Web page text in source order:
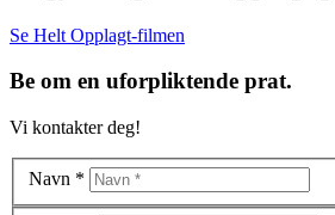
Se Helt Opplagt-filmen
Be om en uforpliktende prat.
Vi kontakter deg!
Navn *